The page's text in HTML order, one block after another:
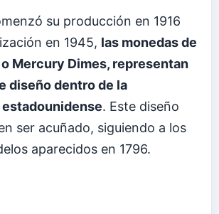
su producción en 1916
en 1945, las monedas de
Mercury Dimes, representan
diseño dentro de la
. Este diseño
ser acuñado, siguiendo a los
aparecidos en 1796.